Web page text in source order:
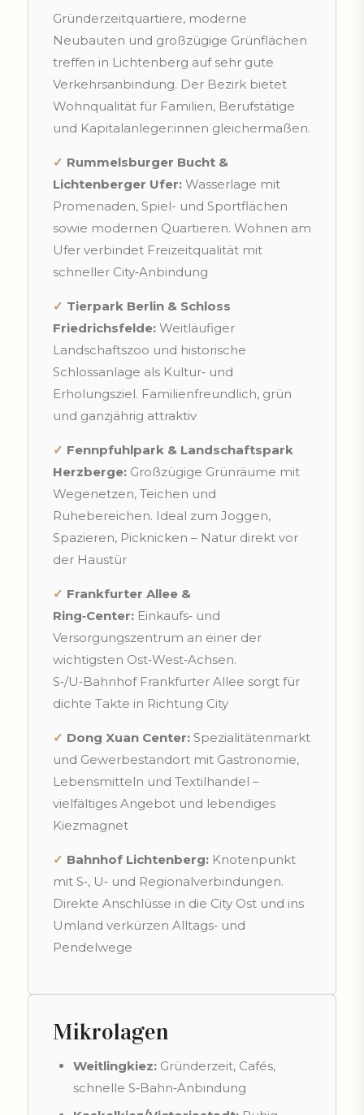
Gründerzeitquartiere, moderne
Neubauten und großzügige Grünflächen
treffen in Lichtenberg auf sehr gute
Verkehrsanbindung. Der Bezirk bietet
Wohnqualität für Familien, Berufstätige
und Kapitalanleger:innen gleichermaßen.
✓ Rummelsburger Bucht &
Lichtenberger Ufer: Wasserlage mit
Promenaden, Spiel- und Sportflächen
sowie modernen Quartieren. Wohnen am
Ufer verbindet Freizeitqualität mit
schneller City‑Anbindung
✓ Tierpark Berlin & Schloss
Friedrichsfelde: Weitläufiger
Landschaftszoo und historische
Schlossanlage als Kultur‑ und
Erholungsziel. Familienfreundlich, grün
und ganzjährig attraktiv
✓ Fennpfuhlpark & Landschaftspark
Herzberge: Großzügige Grünräume mit
Wegenetzen, Teichen und
Ruhebereichen. Ideal zum Joggen,
Spazieren, Picknicken – Natur direkt vor
der Haustür
✓ Frankfurter Allee &
Ring‑Center: Einkaufs‑ und
Versorgungszentrum an einer der
wichtigsten Ost‑West‑Achsen.
S‑/U‑Bahnhof Frankfurter Allee sorgt für
dichte Takte in Richtung City
✓ Dong Xuan Center: Spezialitätenmarkt
und Gewerbestandort mit Gastronomie,
Lebensmitteln und Textilhandel –
vielfältiges Angebot und lebendiges
Kiezmagnet
✓ Bahnhof Lichtenberg: Knotenpunkt
mit S‑, U‑ und Regionalverbindungen.
Direkte Anschlüsse in die City Ost und ins
Umland verkürzen Alltags‑ und
Pendelwege
Mikrolagen
Weitlingkiez: Gründerzeit, Cafés,
schnelle S‑Bahn‑Anbindung